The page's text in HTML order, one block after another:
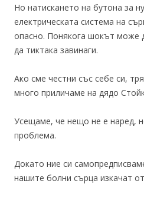
Но натискането на бутона за
електрическата система на
опасно. Понякога шокът може
да тиктака завинаги.
Ако сме честни със себе си,
много приличаме на дядо
Усещаме, че нещо не е наред,
проблема.
Докато ние си
нашите болни сърца изкачат